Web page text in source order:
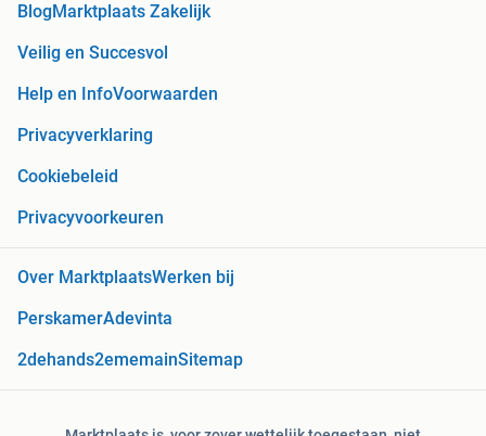
BlogMarktplaats Zakelijk
Veilig en Succesvol
Help en InfoVoorwaarden
Privacyverklaring
Cookiebeleid
Privacyvoorkeuren
Over MarktplaatsWerken bij
PerskamerAdevinta
2dehands2ememainSitemap